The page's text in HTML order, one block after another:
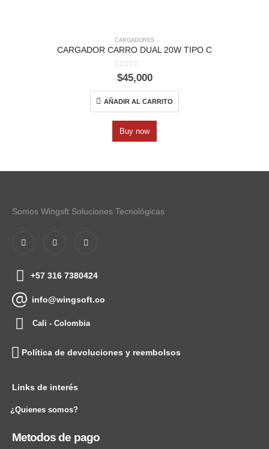
CARGADORES
CARGADOR CARRO DUAL 20W TIPO C
0out of 5
$45,000
AÑADIR AL CARRITO
Buy now
Somos Wingsft Soluciones Tecnológicas
+57 316 7380424
info@wingsoft.co
Cali - Colombia
Política de devoluciones y reembolsos
Links de interés
¿Quienes somos?
Metodos de pago